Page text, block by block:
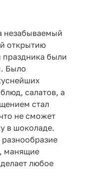
незабываемый
открытию
праздника были
Было
салатов, а
стал
не сможет
в шоколаде.
манящие
любое